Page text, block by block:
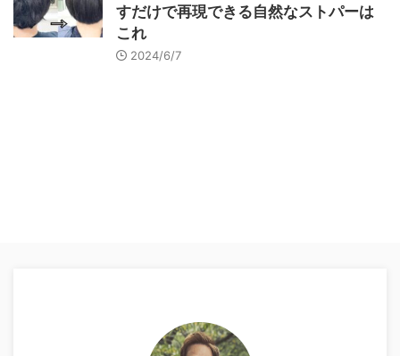
すだけで再現できる自然なストパーは
これ
2024/6/7